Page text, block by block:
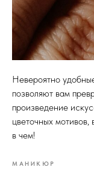
Невероятно
позволяют вам
произведение
цветочных
в чем!
МАНИКЮР